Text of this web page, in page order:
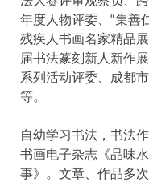
年度人物评委、“集善
残疾人书画名家精品
届书法篆刻新人新作
系列活动评委、成都
等。
自幼学习书法，书法
书画电子杂志《品味
事》。文章、作品多